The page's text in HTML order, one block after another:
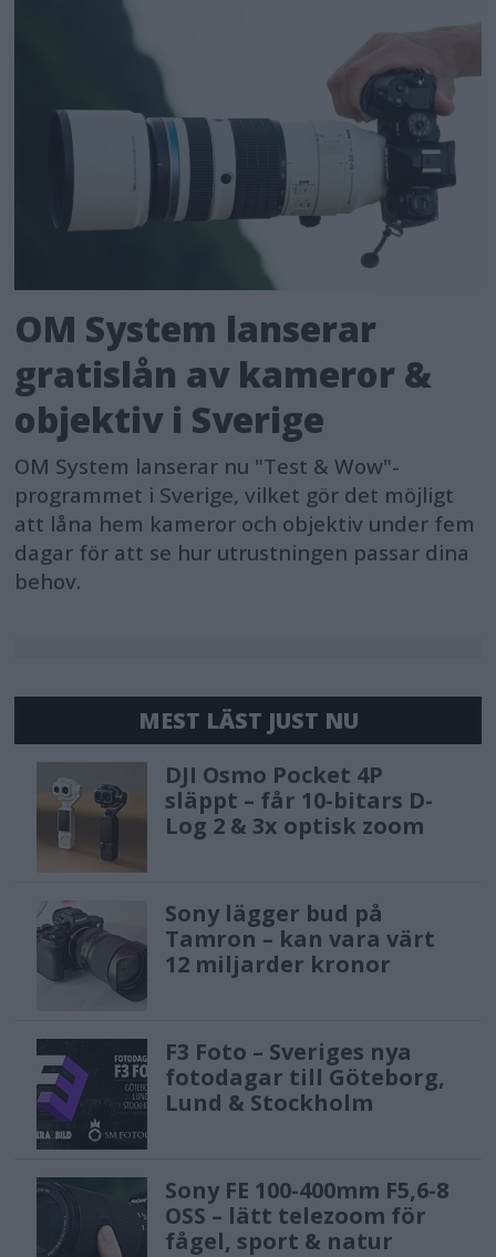
OM System lanserar
gratislån av kameror &
objektiv i Sverige
OM System lanserar nu "Test & Wow"-
programmet i Sverige, vilket gör det möjligt
att låna hem kameror och objektiv under fem
dagar för att se hur utrustningen passar dina
behov.
MEST LÄST JUST NU
DJI Osmo Pocket 4P
släppt – får 10-bitars D-
Log 2 & 3x optisk zoom
Sony lägger bud på
Tamron – kan vara värt
12 miljarder kronor
F3 Foto – Sveriges nya
fotodagar till Göteborg,
Lund & Stockholm
Sony FE 100-400mm F5,6-8
OSS – lätt telezoom för
fågel, sport & natur